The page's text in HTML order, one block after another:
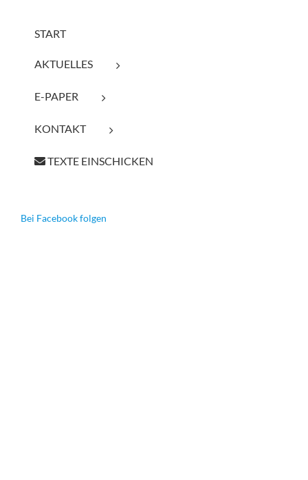
START
AKTUELLES
E-PAPER
KONTAKT
TEXTE EINSCHICKEN
Bei Facebook folgen